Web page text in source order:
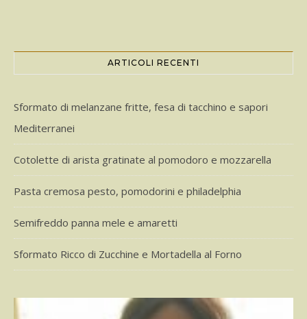
ARTICOLI RECENTI
Sformato di melanzane fritte, fesa di tacchino e sapori
Mediterranei
Cotolette di arista gratinate al pomodoro e mozzarella
Pasta cremosa pesto, pomodorini e philadelphia
Semifreddo panna mele e amaretti
Sformato Ricco di Zucchine e Mortadella al Forno